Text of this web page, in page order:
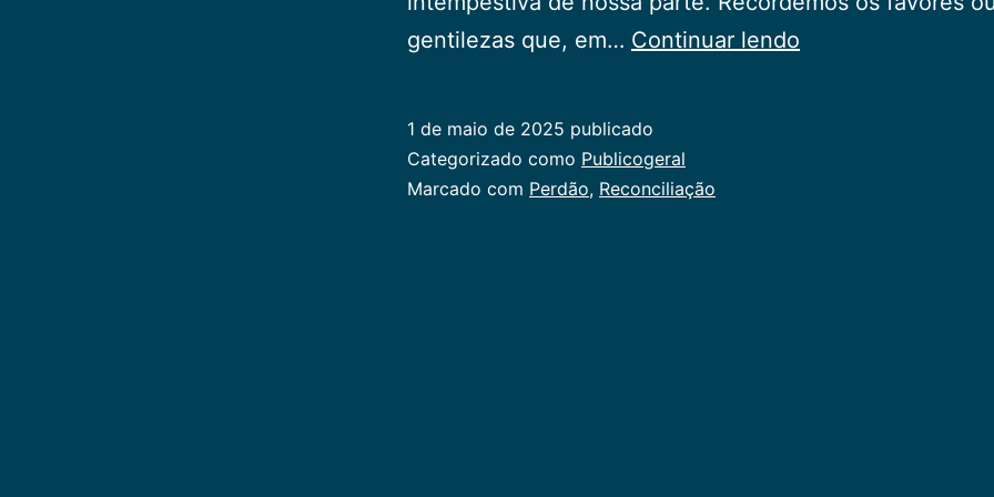
gentilezas que, em… Continuar lendo
1 de maio de 2025 publicado
Categorizado como Publicogeral
Marcado com Perdão, Reconciliação